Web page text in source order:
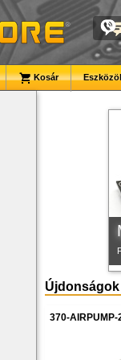
Kosár
Újdonságok
370-AIRPUMP-